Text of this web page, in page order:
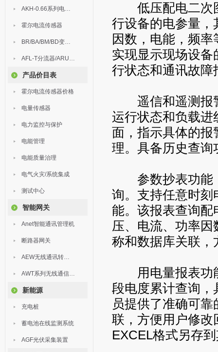
AKH-0.66系列电流互感器
霍尔电流传感器
BR/BA/BM/BD变送器
AFL-T分流器/ARU浪涌保护器
产品价目表
霍尔电流传感器价格
电量传感器
电力监控与保护
电能管理
电能质量治理
电气火灾/系统集成
测试中心
智能网关
Anet智能通讯管理机
断路器网关
AEW无线通讯转换器
AWT系列无线通信终端
新能源
充电桩
蓄电池在线监测系统
AGF光伏采集装置
低压配电二次图
行设备的电参量
因数，电能，频
实现显示现场设
行状态和通讯故障
遥信和遥测报警
运行状态和负载
面，指示具体的
理。具备历史查询
参数抄表功能，
询。支持任意时
能。该报表查询
压、电流、功率
称和数据库关联，
用电量报表功能
段电度累计查询
员提供了准确可
联，方便用户修
EXCEL格式另存